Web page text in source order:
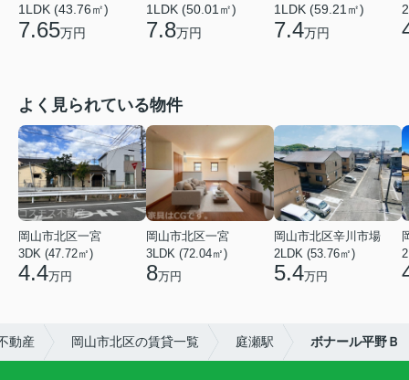
1LDK (43.76㎡)
7.65万円
1LDK (50.01㎡)
7.8万円
1LDK (59.21㎡)
7.4万円
よく見られている物件
岡山市北区一宮
3DK (47.72㎡)
4.4万円
岡山市北区一宮
3LDK (72.04㎡)
8万円
岡山市北区辛川市場
2LDK (53.76㎡)
5.4万円
動産 岡山市北区の賃貸一覧 庭瀬駅 ボナール平野Ｂ